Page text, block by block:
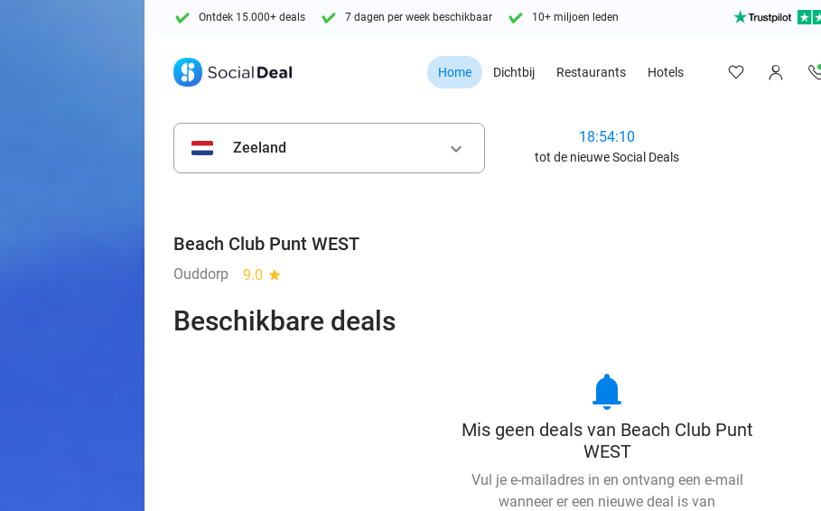
Ontdek 15.000+ deals 7 dagen per week beschikbaar 10+ miljoen leden
Home Dichtbij Restaurants Hotels
Zeeland keyboard_arrow_down
18:54:08
tot de nieuwe Social Deals
Beach Club Punt WEST
Ouddorp 9.0 star
Beschikbare deals
notifications
Mis geen deals van Beach Club Punt
WEST
Vul je e-mailadres in en ontvang een e-mail
wanneer er een nieuwe deal is van